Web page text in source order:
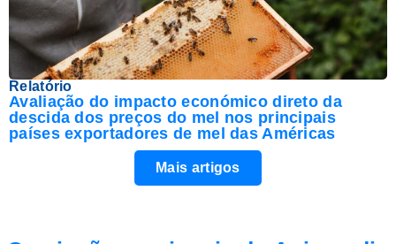
Relatório
Avaliação do impacto económico direto da
descida dos preços do mel nos principais
países exportadores de mel das Américas
Mais artigos